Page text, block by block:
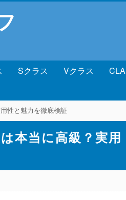
Sクラス Vクラス CLA
性と魅力を徹底検証
本当に高級？実用